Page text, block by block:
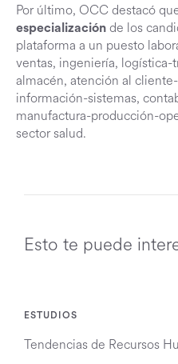
Por último, OCC destacó
especialización de los
plataforma a un puesto
ventas, ingeniería,
almacén, atención al
información-sistemas,
manufactura-producción-
sector salud.
Esto te puede
ESTUDIOS
Tendencias de Recursos